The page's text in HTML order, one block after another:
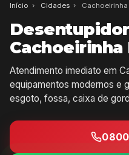
Início › Cidades › Cachoeirinha
Cachoeirinha
Atendimento imediato em
equipamentos modernos e
esgoto, fossa, caixa de